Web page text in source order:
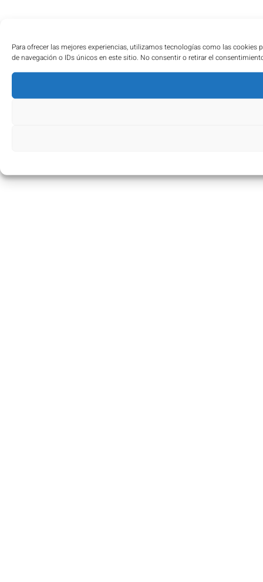
Para ofrecer las mejores experiencias, utilizamos tecnologías como las
de navegación o IDs únicos en este sitio. No consentir o retirar el